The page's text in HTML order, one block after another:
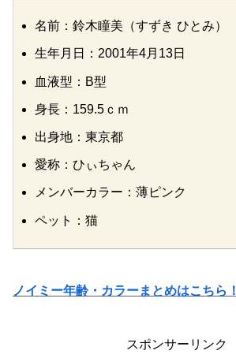
名前：鈴木瞳美（すずき ひとみ）
生年月日：2001年4月13日
血液型：B型
身長：159.5ｃｍ
出身地：東京都
愛称：ひぃちゃん
メンバーカラー：薄ピンク
ペット：猫
ノイミー年齢・カラーまとめはこちら！
スポンサーリンク